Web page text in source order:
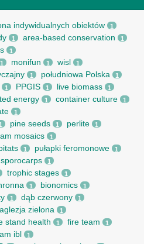
indywidualnych obiektów 1
1 area-based conservation 1
1
1 monifun 1 wisl 1
1 południowa Polska 1
1 PPGIS 1 live biomass 1
energy 1 container culture 1
1
pine seeds 1 perlite 1
mosaics 1
1 pułapki feromonowe 1
sporocarps 1
trophic stages 1
1 bionomics 1
1 dąb czerwony 1
zielona 1
stand health 1 fire team 1
ibl 1